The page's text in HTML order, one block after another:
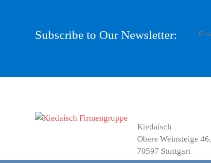
Subscribe to Our Newsletter:
Kiedaisch
Obere Weinsteige 46,
70597 Stuttgart